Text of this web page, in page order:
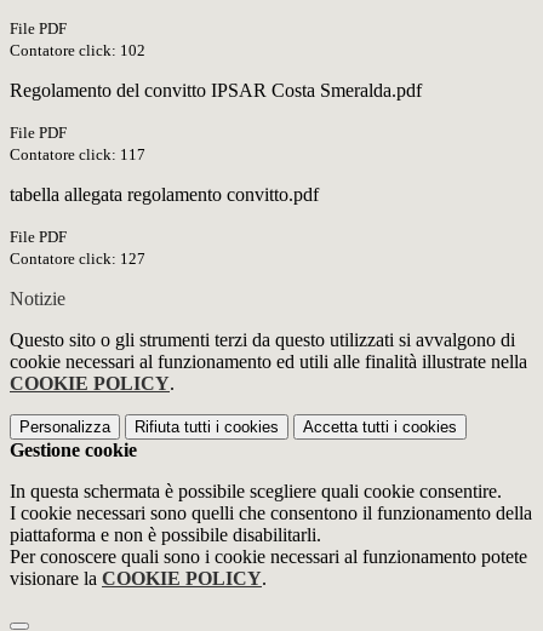
File PDF
Contatore click: 102
Regolamento del convitto IPSAR Costa Smeralda.pdf
File PDF
Contatore click: 117
tabella allegata regolamento convitto.pdf
File PDF
Contatore click: 127
Notizie
Questo sito o gli strumenti terzi da questo utilizzati si avvalgono di
cookie necessari al funzionamento ed utili alle finalità illustrate nella
COOKIE POLICY.
Personalizza Rifiuta tutti i cookies Accetta tutti i cookies
Gestione cookie
In questa schermata è possibile scegliere quali cookie consentire.
I cookie necessari sono quelli che consentono il funzionamento della
piattaforma e non è possibile disabilitarli.
Per conoscere quali sono i cookie necessari al funzionamento potete
visionare la COOKIE POLICY.